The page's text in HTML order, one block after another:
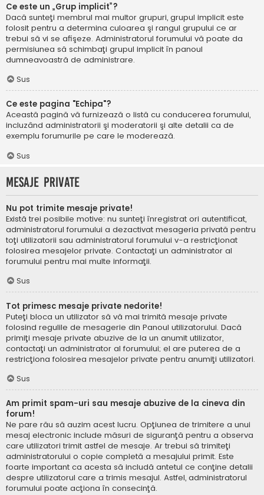
Ce este un „Grup implicit”?
Dacă sunteţi membrul mai multor grupuri, grupul implicit este
folosit pentru a determina culoarea şi rangul grupului ce ar
trebui să vi se afişeze. Administratorul forumului vă poate da
permisiunea să schimbaţi grupul implicit în panoul
dumneavoastră de administrare.
Sus
Ce este pagina "Echipa"?
Această pagină vă furnizează o listă cu conducerea forumului,
incluzând administratorii şi moderatorii şi alte detalii ca de
exemplu forumurile pe care le moderează.
Sus
Mesaje private
Nu pot trimite mesaje private!
Există trei posibile motive: nu sunteţi înregistrat ori autentificat,
administratorul forumului a dezactivat mesageria privată pentru
toţi utilizatorii sau administratorul forumului v-a restricţionat
folosirea mesajelor private. Contactaţi un administrator al
forumului pentru mai multe informaţii.
Sus
Tot primesc mesaje private nedorite!
Puteţi bloca un utilizator să vă mai trimită mesaje private
folosind regulile de mesagerie din Panoul utilizatorului. Dacă
primiţi mesaje private abuzive de la un anumit utilizator,
contactaţi un administrator al forumului; el are puterea de a
restricţiona folosirea mesajelor private pentru anumiţi utilizatori.
Sus
Am primit spam-uri sau mesaje abuzive de la cineva din
forum!
Ne pare rău să auzim acest lucru. Opţiunea de trimitere a unui
mesaj electronic include măsuri de siguranţă pentru a observa
care utilizatori trimit astfel de mesaje. Ar trebui să trimiteţi
administratorului o copie completă a mesajului primit. Este
foarte important ca acesta să includă antetul ce conţine detalii
despre utilizatorul care a trimis mesajul. Astfel, administratorul
forumului poate acţiona în consecinţă.